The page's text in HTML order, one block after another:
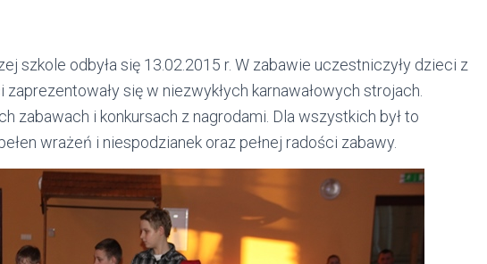
szkole odbyła się 13.02.2015 r. W zabawie uczestniczyły dzieci z
zaprezentowały się w niezwykłych karnawałowych strojach.
zabawach i konkursach z nagrodami. Dla wszystkich był to
wrażeń i niespodzianek oraz pełnej radości zabawy.